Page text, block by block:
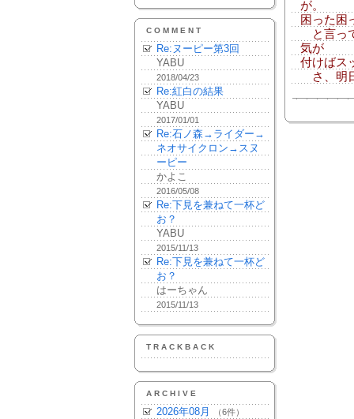
COMMENT
Re:ヌーピー第3回
YABU
2018/04/23
Re:紅白の結果
YABU
2017/01/01
Re:石ノ森→ライダー→
ネオサイクロン→スヌ
ーピー
かよこ
2016/05/08
Re:下見を兼ねて一杯ど
お？
YABU
2015/11/13
Re:下見を兼ねて一杯ど
お？
はーちゃん
2015/11/13
TRACKBACK
ARCHIVE
2026年08月 （6件）
が。
困った困
と言っ
気が
付けばス
さ、明